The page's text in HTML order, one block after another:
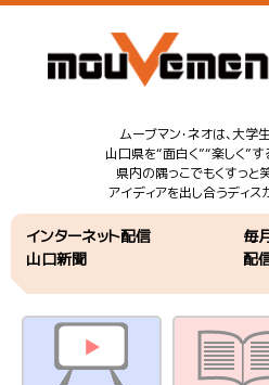
ムーブマン・ネオは、大学
山口県を“面白く”“楽しく”す
県内の隅っこでもくすっと
アイディアを出し合うディス
インターネット配信
毎
山口新聞
配